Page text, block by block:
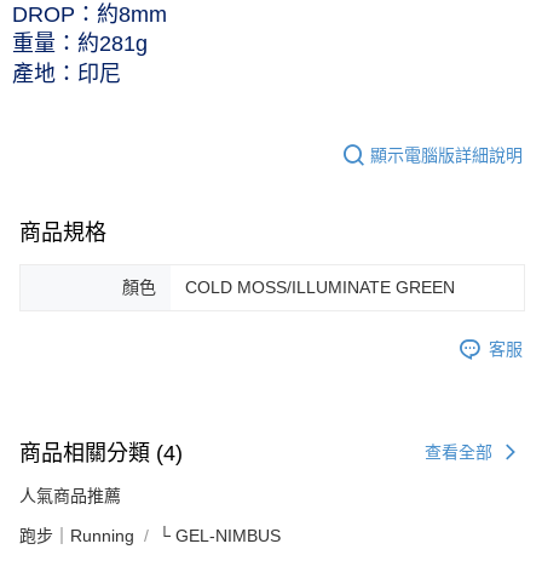
DROP：約8mm
重量：約281g
產地：印尼
顯示電腦版詳細說明
商品規格
顏色 COLD MOSS/ILLUMINATE GREEN
客服
商品相關分類 (4) 查看全部
人氣商品推薦
跑步｜Running └ GEL-NIMBUS